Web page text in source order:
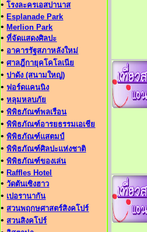
•โรงละครเอสปานาส
•Esplanade Park
•Merlion Park
•ที่จัดแสดงศิลปะ
• อาคารรัฐสภาหลังใหม่
•ศาลฎีกายุคโคโลเนีย
•ปาดัง (สนามใหญ่)
• ฟอร์ดแคนนิง
•หลุมหลบภัย
•พิพิธภัณฑ์พลเรือน
•พิพิธภัณฑ์อารยธรรมเอเชีย
•พิพิธภัณฑ์แสตมป์
•พิพิธภัณฑ์ศิลปะแห่งชาติ
•พิพิธภัณฑ์ของเล่น
•Raffles Hotel
• วัดตันเซิงฮาว
• เปอรานากัน
•สวนพฤกษศาสตร์สิงคโปร์
•สวนสิงคโปร์